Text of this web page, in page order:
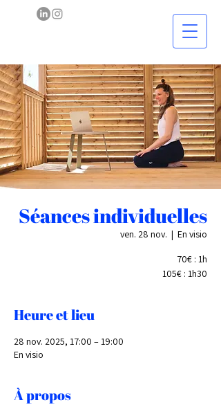
Séances individuelles
ven. 28 nov.
  |
En visio
70€ : 1h
105€ : 1h30
Heure et lieu
28 nov. 2025, 17:00 – 19:00
En visio
À propos